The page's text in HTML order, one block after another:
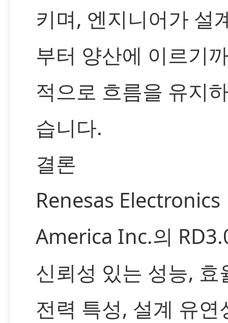
키며, 엔지니어가 설
부터 양산에 이르기
적으로 흐름을 유지
습니다.
결론
Renesas Electronics
America Inc.의
신뢰성 있는 성능, 효
전력 특성, 설계 유연